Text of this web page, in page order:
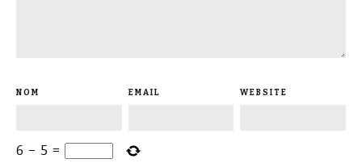
NOM EMAIL WEBSITE
6 − 5 =